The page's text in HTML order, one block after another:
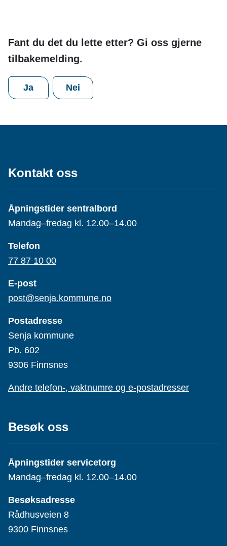
Fant du det du lette etter? Gi oss gjerne
tilbakemelding.
Ja Nei
Kontakt oss
Åpningstider sentralbord
Mandag–fredag kl. 12.00–14.00
Telefon
77 87 10 00
E-post
post@senja.kommune.no
Postadresse
Senja kommune
Pb. 602
9306 Finnsnes
Andre telefon-, vaktnumre og e-postadresser
Besøk oss
Åpningstider servicetorg
Mandag–fredag kl. 12.00–14.00
Besøksadresse
Rådhusveien 8
9300 Finnsnes